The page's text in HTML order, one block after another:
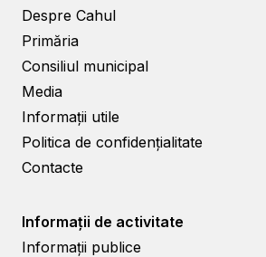
Despre Cahul
Primăria
Consiliul municipal
Media
Informații utile
Politica de confidențialitate
Contacte
Informații de activitate
Informații publice